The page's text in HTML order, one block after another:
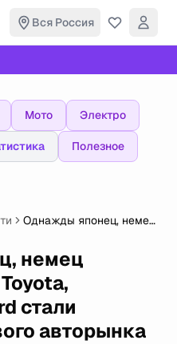
Вся Россия
Мото Электро
Полезное
Однажды японец, немец
Volkswagen и Ford стали
лидерами мирового
авторынка
немец
стали
авторынка